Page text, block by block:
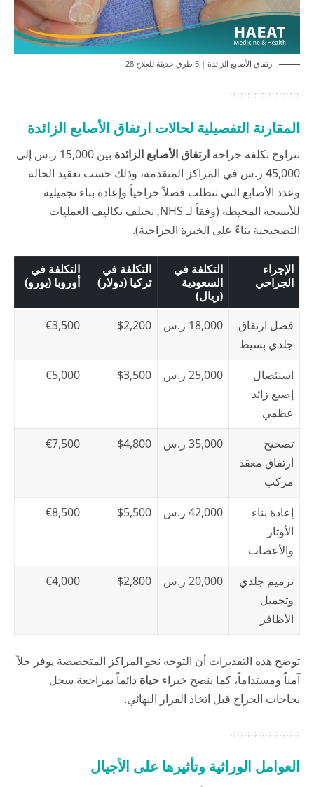
ارتفاق الأصابع الزائدة | 5 طرق حديثة للعلاج 28
المقارنة التفصيلية لحالات ارتفاق الأصابع الزائدة
تتراوح تكلفة جراحة ارتفاق الأصابع الزائدة
بين 15,000 ر.س إلى
45,000 ر.س في المراكز المتقدمة، وذلك حسب تعقيد الحالة
وعدد الأصابع التي تتطلب فصلاً جراحياً وإعادة بناء تجميلية
للأنسجة المحيطة (وفقاً لـNHS, تختلف تكاليف العمليات
التصحيحية بناءً على الخبرة الجراحية).
الإجراء
الجراحي
التكلفة في
السعودية
(ريال)
التكلفة في
تركيا (دولار)
التكلفة في
أوروبا (يورو)
فصل ارتفاق
جلدي بسيط
18,000 ر.س $2,200
€3,500
استئصال
إصبع زائد
عظمي
25,000 ر.س $3,500
€5,000
تصحيح
ارتفاق معقد
مركب
35,000 ر.س $4,800
€7,500
إعادة بناء
الأوتار
والأعصاب
42,000 ر.س $5,500
€8,500
ترميم جلدي
وتجميل
الأظافر
20,000 ر.س $2,800
€4,000
توضح هذه التقديرات أن التوجه نحو المراكز المتخصصة يوفر حلاً
آمناً ومستداماً، كما ينصح خبراء حياة دائماً بمراجعة سجل
نجاحات الجراح قبل اتخاذ القرار النهائي.
العوامل الوراثية وتأثيرها على الأجيال